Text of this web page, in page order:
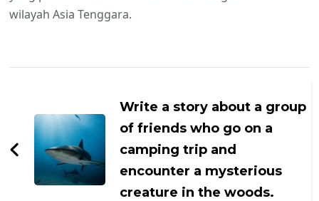
wilayah Asia Tenggara.
Artikel
Write a story about a group
of friends who go on a
camping trip and
encounter a mysterious
creature in the woods.